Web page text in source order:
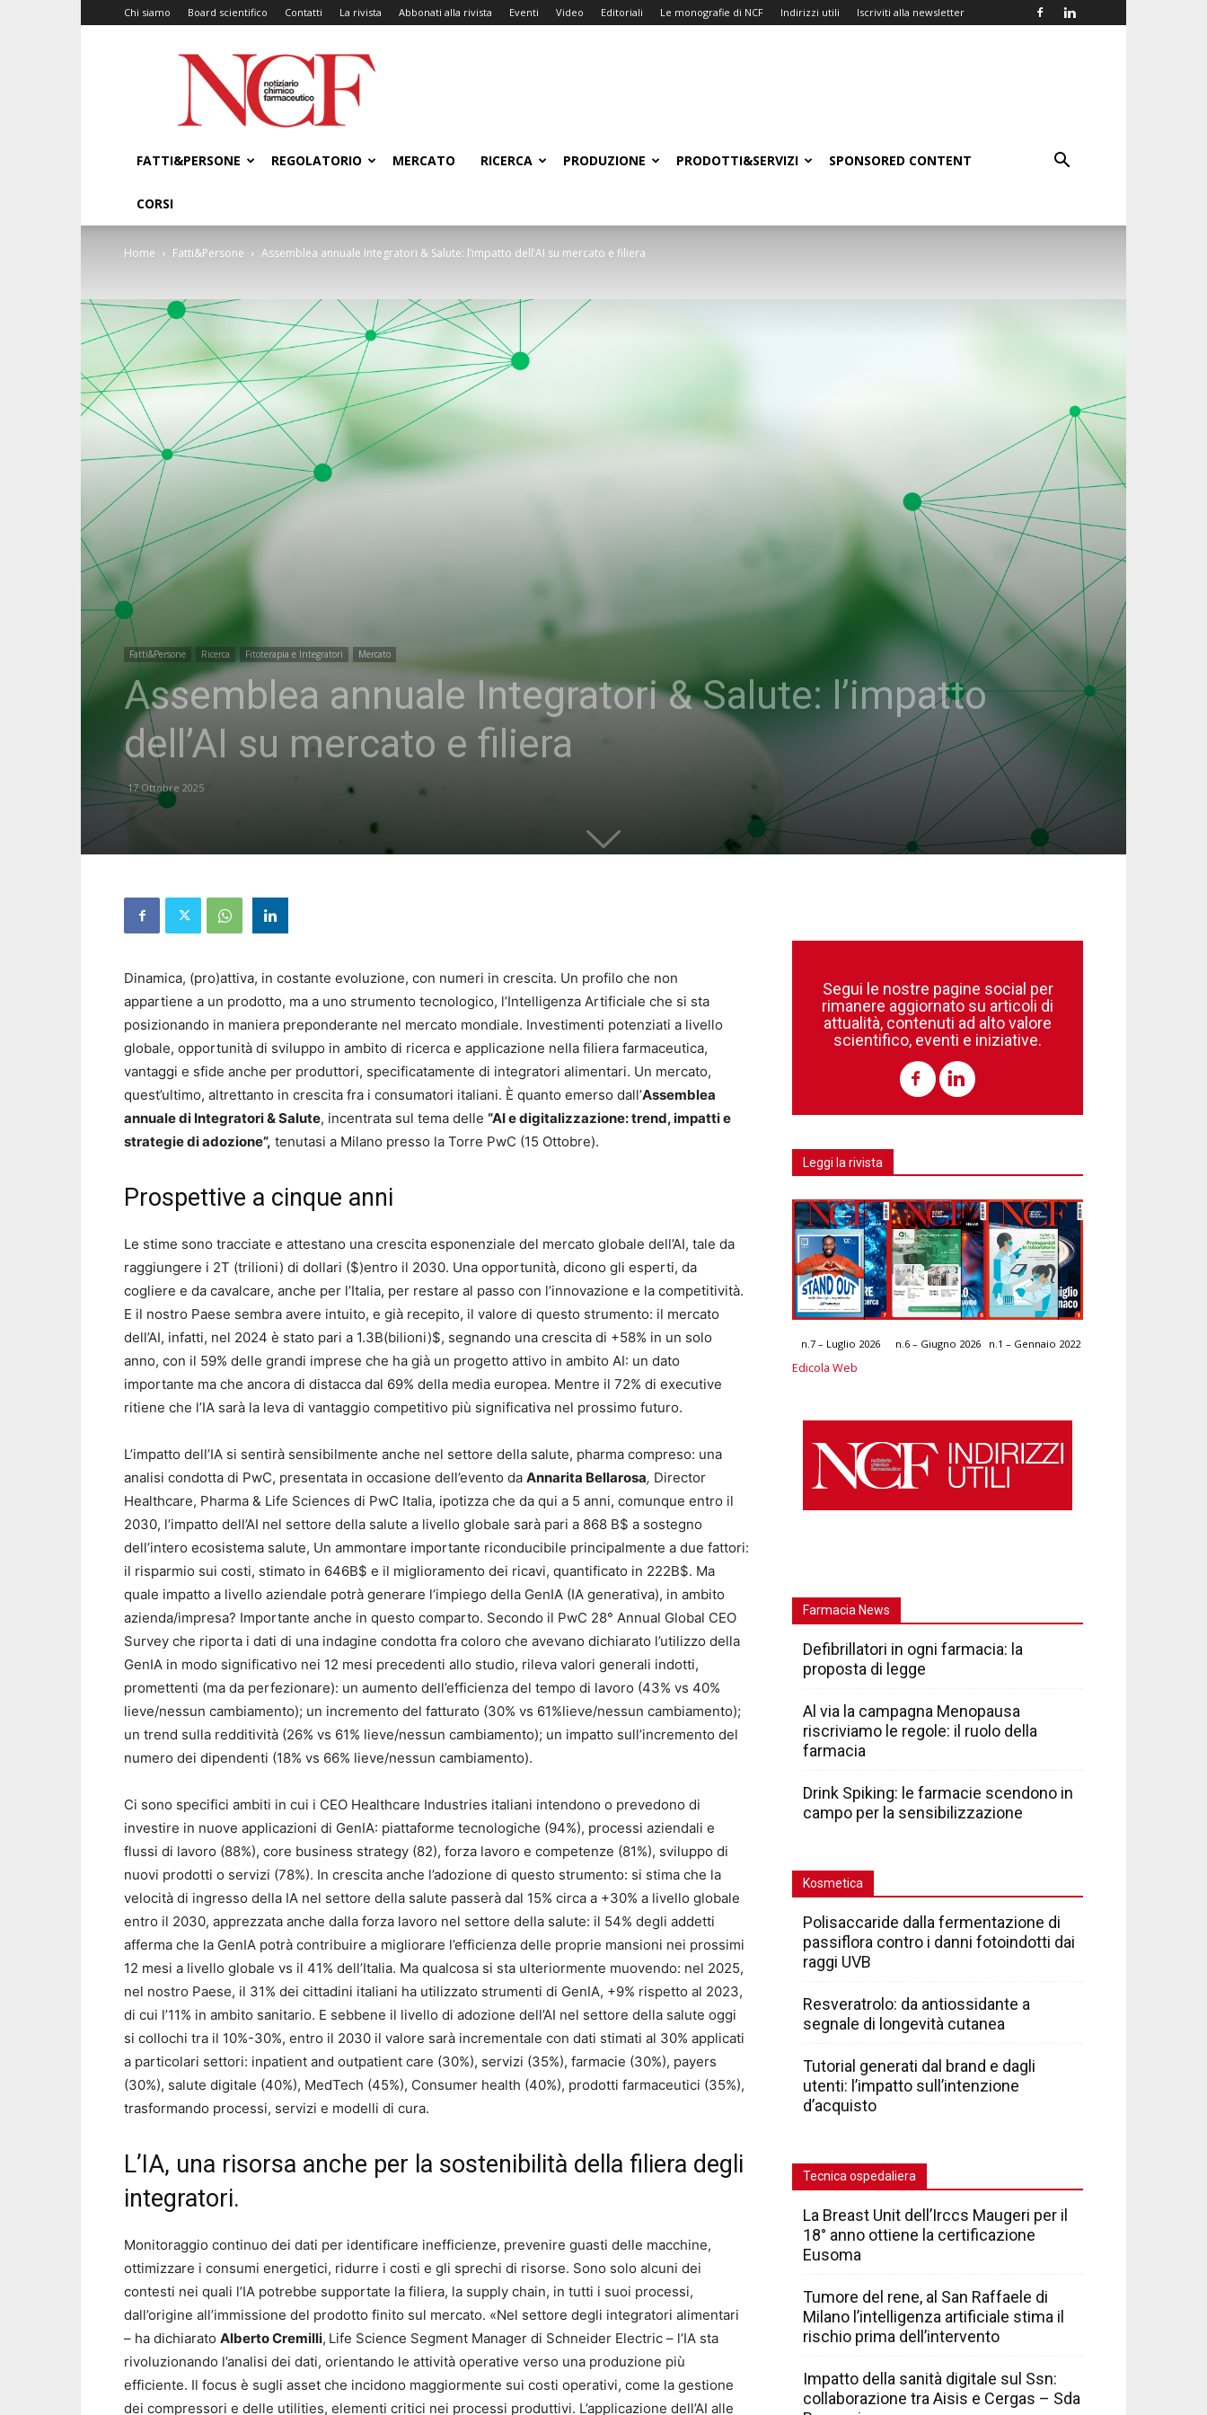
Chi siamo Board scientifico Contatti La rivista Abbonati alla rivista Eventi Video Editoriali Le monografie di NCF Indirizzi utili Iscriviti alla newsletter
NCF
–
Notiziario
Chimico
FATTI&PERSONE
REGOLATORIO MERCATO RICERCA PRODUZIONE PRODOTTI&SERVIZI SPONSORED CONTENT
CORSI
Home Fatti&Persone Assemblea annuale Integratori & Salute: l’impatto dell’AI su mercato e filiera
Fatti&Persone Ricerca Fitoterapia e Integratori Mercato
Assemblea annuale Integratori & Salute: l’impatto
dell’AI su mercato e filiera
17 Ottobre 2025
Dinamica, (pro)attiva, in costante evoluzione, con numeri in crescita. Un profilo che non
appartiene a un prodotto, ma a uno strumento tecnologico, l’Intelligenza Artificiale che si sta
posizionando in maniera preponderante nel mercato mondiale. Investimenti potenziati a livello
globale, opportunità di sviluppo in ambito di ricerca e applicazione nella filiera farmaceutica,
vantaggi e sfide anche per produttori, specificatamente di integratori alimentari. Un mercato,
quest’ultimo, altrettanto in crescita fra i consumatori italiani. È quanto emerso dall’Assemblea
annuale di Integratori & Salute, incentrata sul tema delle “AI e digitalizzazione: trend, impatti e
strategie di adozione”, tenutasi a Milano presso la Torre PwC (15 Ottobre).
Prospettive a cinque anni
Le stime sono tracciate e attestano una crescita esponenziale del mercato globale dell’AI, tale da
raggiungere i 2T (trilioni) di dollari ($)entro il 2030. Una opportunità, dicono gli esperti, da
cogliere e da cavalcare, anche per l’Italia, per restare al passo con l’innovazione e la competitività.
E il nostro Paese sembra avere intuito, e già recepito, il valore di questo strumento: il mercato
dell’AI, infatti, nel 2024 è stato pari a 1.3B(bilioni)$, segnando una crescita di +58% in un solo
anno, con il 59% delle grandi imprese che ha già un progetto attivo in ambito AI: un dato
importante ma che ancora di distacca dal 69% della media europea. Mentre il 72% di executive
ritiene che l’IA sarà la leva di vantaggio competitivo più significativa nel prossimo futuro.
L’impatto dell’IA si sentirà sensibilmente anche nel settore della salute, pharma compreso: una
analisi condotta di PwC, presentata in occasione dell’evento da Annarita Bellarosa, Director
Healthcare, Pharma & Life Sciences di PwC Italia, ipotizza che da qui a 5 anni, comunque entro il
2030, l’impatto dell’AI nel settore della salute a livello globale sarà pari a 868 B$ a sostegno
dell’intero ecosistema salute, Un ammontare importante riconducibile principalmente a due fattori:
il risparmio sui costi, stimato in 646B$ e il miglioramento dei ricavi, quantificato in 222B$. Ma
quale impatto a livello aziendale potrà generare l’impiego della GenIA (IA generativa), in ambito
azienda/impresa? Importante anche in questo comparto. Secondo il PwC 28° Annual Global CEO
Survey che riporta i dati di una indagine condotta fra coloro che avevano dichiarato l’utilizzo della
GenIA in modo significativo nei 12 mesi precedenti allo studio, rileva valori generali indotti,
promettenti (ma da perfezionare): un aumento dell’efficienza del tempo di lavoro (43% vs 40%
lieve/nessun cambiamento); un incremento del fatturato (30% vs 61%lieve/nessun cambiamento);
un trend sulla redditività (26% vs 61% lieve/nessun cambiamento); un impatto sull’incremento del
numero dei dipendenti (18% vs 66% lieve/nessun cambiamento).
Ci sono specifici ambiti in cui i CEO Healthcare Industries italiani intendono o prevedono di
investire in nuove applicazioni di GenIA: piattaforme tecnologiche (94%), processi aziendali e
flussi di lavoro (88%), core business strategy (82), forza lavoro e competenze (81%), sviluppo di
nuovi prodotti o servizi (78%). In crescita anche l’adozione di questo strumento: si stima che la
velocità di ingresso della IA nel settore della salute passerà dal 15% circa a +30% a livello globale
entro il 2030, apprezzata anche dalla forza lavoro nel settore della salute: il 54% degli addetti
afferma che la GenIA potrà contribuire a migliorare l’efficienza delle proprie mansioni nei prossimi
12 mesi a livello globale vs il 41% dell’Italia. Ma qualcosa si sta ulteriormente muovendo: nel 2025,
nel nostro Paese, il 31% dei cittadini italiani ha utilizzato strumenti di GenIA, +9% rispetto al 2023,
di cui l’11% in ambito sanitario. E sebbene il livello di adozione dell’AI nel settore della salute oggi
si collochi tra il 10%-30%, entro il 2030 il valore sarà incrementale con dati stimati al 30% applicati
a particolari settori: inpatient and outpatient care (30%), servizi (35%), farmacie (30%), payers
(30%), salute digitale (40%), MedTech (45%), Consumer health (40%), prodotti farmaceutici (35%),
trasformando processi, servizi e modelli di cura.
L’IA, una risorsa anche per la sostenibilità della filiera degli
integratori.
Monitoraggio continuo dei dati per identificare inefficienze, prevenire guasti delle macchine,
ottimizzare i consumi energetici, ridurre i costi e gli sprechi di risorse. Sono solo alcuni dei
contesti nei quali l’IA potrebbe supportate la filiera, la supply chain, in tutti i suoi processi,
dall’origine all’immissione del prodotto finito sul mercato. «Nel settore degli integratori alimentari
– ha dichiarato Alberto Cremilli, Life Science Segment Manager di Schneider Electric – l’IA sta
rivoluzionando l’analisi dei dati, orientando le attività operative verso una produzione più
efficiente. Il focus è sugli asset che incidono maggiormente sui costi operativi, come la gestione
dei compressori e delle utilities, elementi critici nei processi produttivi. L’applicazione dell’AI alle
Segui le nostre pagine social per
rimanere aggiornato su articoli di
attualità, contenuti ad alto valore
scientifico, eventi e iniziative.
Leggi la rivista
n.7 – Luglio 2026 n.6 – Giugno 2026 n.1 – Gennaio 2022
Edicola Web
Farmacia News
Defibrillatori in ogni farmacia: la
proposta di legge
Al via la campagna Menopausa
riscriviamo le regole: il ruolo della
farmacia
Drink Spiking: le farmacie scendono in
campo per la sensibilizzazione
Kosmetica
Polisaccaride dalla fermentazione di
passiflora contro i danni fotoindotti dai
raggi UVB
Resveratrolo: da antiossidante a
segnale di longevità cutanea
Tutorial generati dal brand e dagli
utenti: l’impatto sull’intenzione
d’acquisto
Tecnica ospedaliera
La Breast Unit dell’Irccs Maugeri per il
18° anno ottiene la certificazione
Eusoma
Tumore del rene, al San Raffaele di
Milano l’intelligenza artificiale stima il
rischio prima dell’intervento
Impatto della sanità digitale sul Ssn:
collaborazione tra Aisis e Cergas – Sda